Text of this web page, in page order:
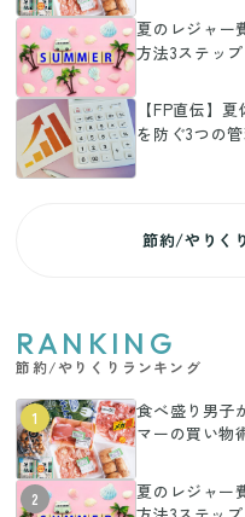
夏のレジャー
方法3ステップ
【FP直伝】
を防ぐ3つの
節約/やりく
RANKING
節約/やりくりランキング
1
食べ盛り男子
マーの買い物
2
夏のレジャー